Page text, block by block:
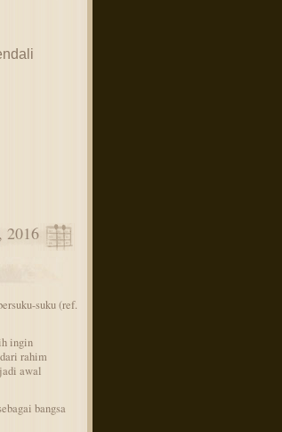
2016
suku (ref.
ingin
rahim
awal
bangsa